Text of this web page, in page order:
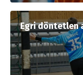
Egri döntetlen